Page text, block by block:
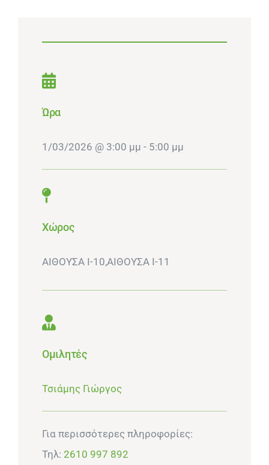
Ώρα
1/03/2026 @ 3:00 μμ - 5:00 μμ
Χώρος
ΑΙΘΟΥΣΑ I-10,ΑΙΘΟΥΣΑ Ι-11
Ομιλητές
Τσιάμης Γιώργος
Για περισσότερες πληροφορίες:
Τηλ: 2610 997 892